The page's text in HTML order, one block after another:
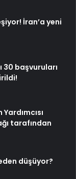
İran’a yeni
30 başvuruları
tarafından
düşüyor?